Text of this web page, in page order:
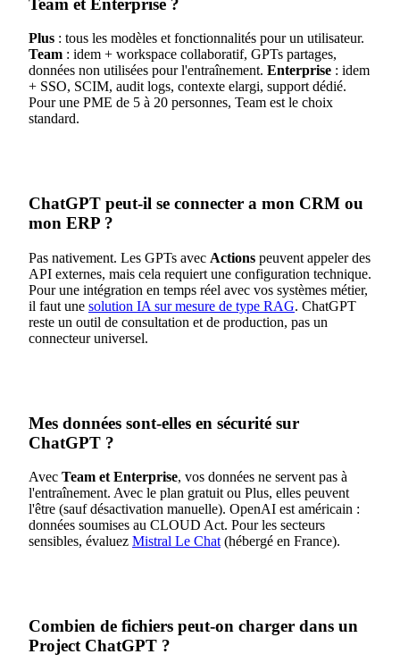
Plus : tous les modèles et fonctionnalités pour un utilisateur.
Team : idem + workspace collaboratif, GPTs partages,
données non utilisées pour l'entraînement. Enterprise : idem
+ SSO, SCIM, audit logs, contexte elargi, support dédié.
Pour une PME de 5 à 20 personnes, Team est le choix
standard.
ChatGPT peut-il se connecter a mon CRM ou
mon ERP ?
Pas nativement. Les GPTs avec Actions peuvent appeler des
API externes, mais cela requiert une configuration technique.
Pour une intégration en temps réel avec vos systèmes métier,
il faut une solution IA sur mesure de type RAG. ChatGPT
reste un outil de consultation et de production, pas un
connecteur universel.
Mes données sont-elles en sécurité sur
ChatGPT ?
Avec Team et Enterprise, vos données ne servent pas à
l'entraînement. Avec le plan gratuit ou Plus, elles peuvent
l'être (sauf désactivation manuelle). OpenAI est américain :
données soumises au CLOUD Act. Pour les secteurs
sensibles, évaluez Mistral Le Chat (hébergé en France).
Combien de fichiers peut-on charger dans un
Project ChatGPT ?